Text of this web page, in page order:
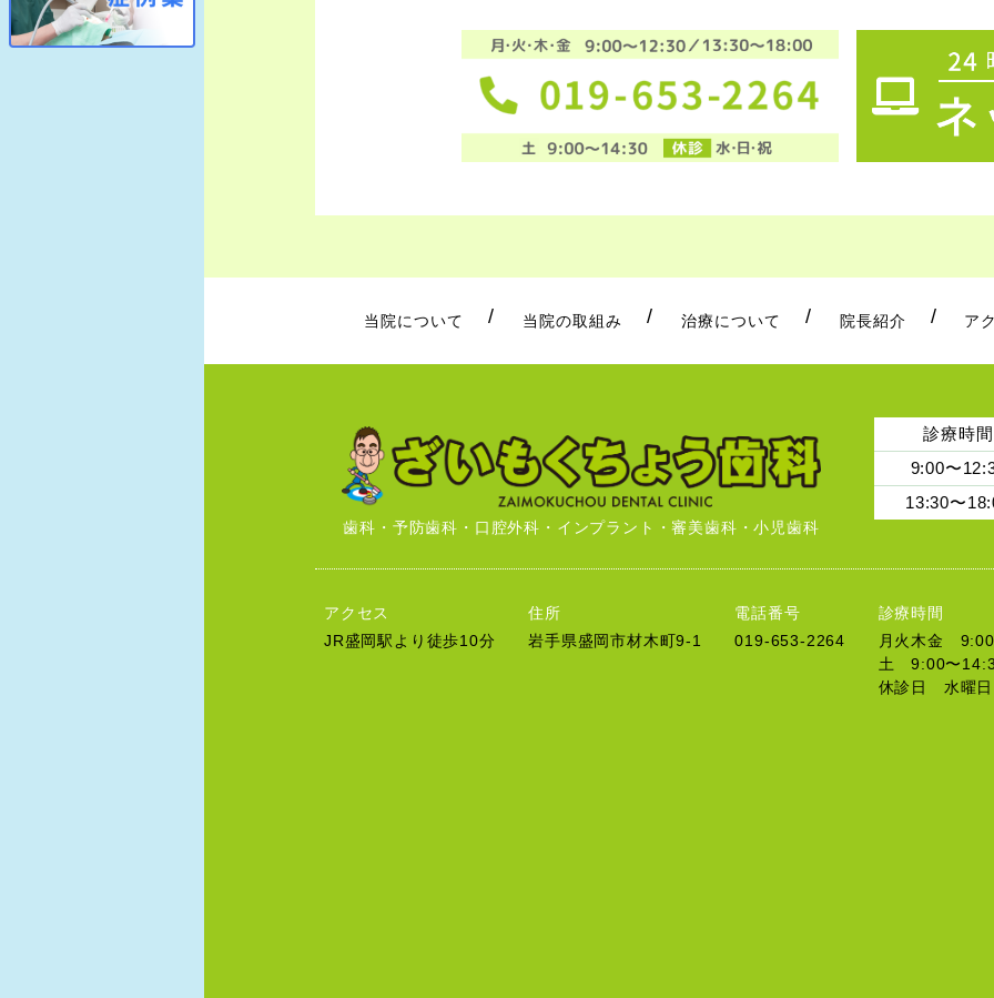
当院について 当院の取組み 治療について 院長紹介 ア
歯科・予防歯科・口腔外科・インプラント・審美歯科・小児歯科
診療時間
9:00〜
13:30〜
アクセス
JR盛岡駅より徒歩10分
住所
岩手県盛岡市材木町9-1
電話番号
019-653-2264
診療時間
月火木金
土 9:00〜
休診日 水曜日